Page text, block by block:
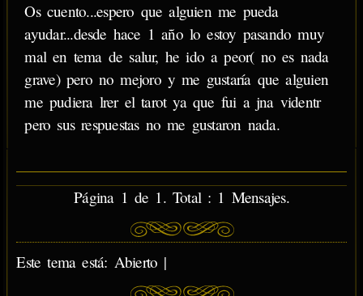
Os cuento...espero que alguien me pueda
ayudar...desde hace 1 año lo estoy pasando muy
mal en tema de salur, he ido a peor( no es nada
grave) pero no mejoro y me gustaría que alguien
me pudiera lrer el tarot ya que fui a jna videntr
pero sus respuestas no me gustaron nada.
Página 1 de 1. Total : 1 Mensajes.
Este tema está: Abierto |